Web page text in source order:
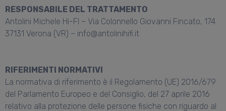
RESPONSABILE DEL TRATTAMENTO
Antolini Michele Hi-FI – Via Colonnello Giovanni Fincato, 174
37131 Verona (VR) – info@antolinihifi.it
RIFERIMENTI NORMATIVI
La normativa di riferimento è il Regolamento (UE) 2016/679
del Parlamento Europeo e del Consiglio, del 27 aprile 2016
relativo alla protezione delle persone fisiche con riguardo al